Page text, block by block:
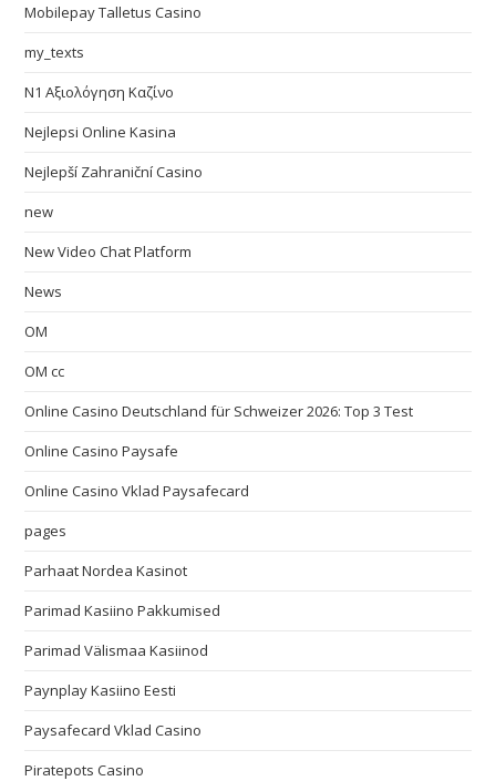
Mobilepay Talletus Casino
my_texts
N1 Αξιολόγηση Καζίνο
Nejlepsi Online Kasina
Nejlepší Zahraniční Casino
new
New Video Chat Platform
News
OM
OM cc
Online Casino Deutschland für Schweizer 2026: Top 3 Test
Online Casino Paysafe
Online Casino Vklad Paysafecard
pages
Parhaat Nordea Kasinot
Parimad Kasiino Pakkumised
Parimad Välismaa Kasiinod
Paynplay Kasiino Eesti
Paysafecard Vklad Casino
Piratepots Casino